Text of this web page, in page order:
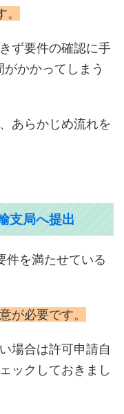
ず要件の確認に手
かかってしまう
あらかじめ流れを
支局へ提出
件を満たせている
が必要です。
場合は許可申請自
ックしておきまし